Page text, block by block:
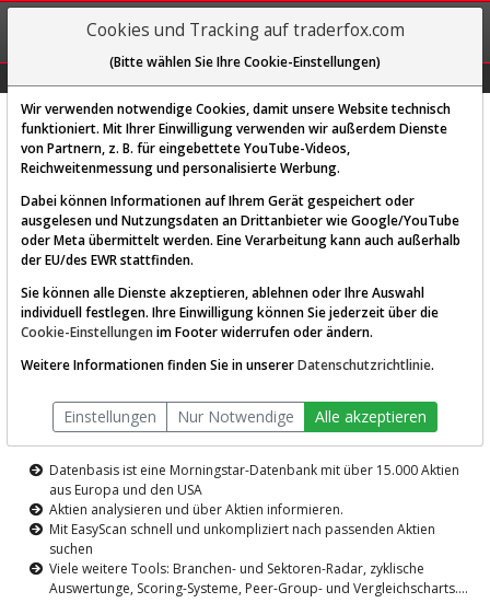
REGIS-
TRIEREN
Diese Funktion ist nur für
AKTIEN-TERMINAL
Die Aktienanalyse-Plattform von
TraderFox
Datenbasis ist eine Morningstar-Datenbank mit über 15.000 Aktien
aus Europa und den USA
Aktien analysieren und über Aktien informieren.
Mit EasyScan schnell und unkompliziert nach passenden Aktien
suchen
Viele weitere Tools: Branchen- und Sektoren-Radar, zyklische
Auswertunge, Scoring-Systeme, Peer-Group- und Vergleichscharts....
Cookies und Tracking auf traderfox.com
(Bitte wählen Sie Ihre Cookie-Einstellungen)
Wir verwenden notwendige Cookies, damit unsere Website technisch
funktioniert. Mit Ihrer Einwilligung verwenden wir außerdem Dienste
von Partnern, z. B. für eingebettete YouTube-Videos,
Reichweitenmessung und personalisierte Werbung.
Dabei können Informationen auf Ihrem Gerät gespeichert oder
ausgelesen und Nutzungsdaten an Drittanbieter wie Google/YouTube
oder Meta übermittelt werden. Eine Verarbeitung kann auch außerhalb
der EU/des EWR stattfinden.
Sie können alle Dienste akzeptieren, ablehnen oder Ihre Auswahl
individuell festlegen. Ihre Einwilligung können Sie jederzeit über die
Cookie-Einstellungen im Footer widerrufen oder ändern.
Weitere Informationen finden Sie in unsererDatenschutzrichtlinie.
Einstellungen Nur Notwendige Alle akzeptieren